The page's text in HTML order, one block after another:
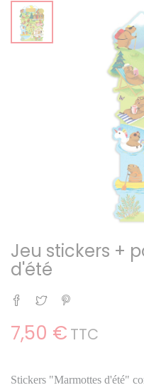
Jeu stickers +
d'été
Partager
Tweet
7,50 € TTC
Stickers "Marmottes d'été"